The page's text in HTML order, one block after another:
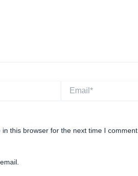
Email*
this browser for the next time I comment.